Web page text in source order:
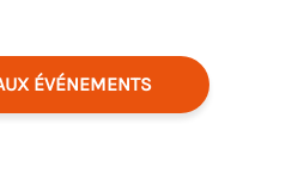
ÉVÉNEMENTS